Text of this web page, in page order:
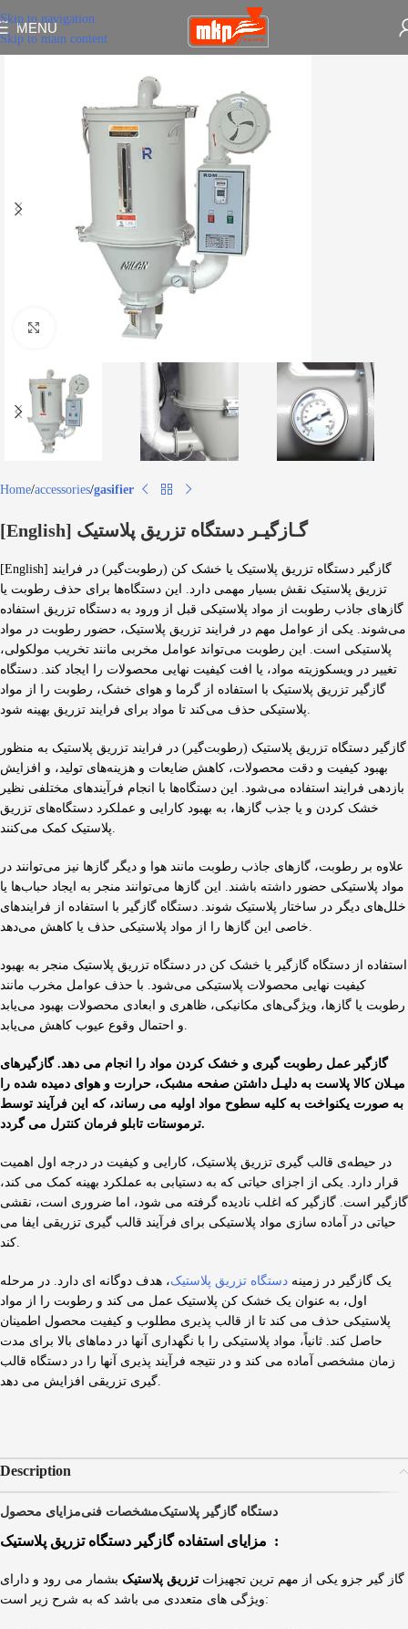
Skip to navigation
Skip to main content
MENU
Click to enlarge
Home accessories gasifier
[English] گـازگیـر دستگاه تزریق پلاستیک
[English] گازگیر دستگاه تزریق پلاستیک یا خشک کن (رطوبت‌گیر) در فرایند
تزریق پلاستیک نقش بسیار مهمی دارد. این دستگاه‌ها برای حذف رطوبت یا
گازهای جاذب رطوبت از مواد پلاستیکی قبل از ورود به دستگاه تزریق استفاده
می‌شوند. یکی از عوامل مهم در فرایند تزریق پلاستیک، حضور رطوبت در مواد
پلاستیکی است. این رطوبت می‌تواند عوامل مخربی مانند تخریب مولکولی،
تغییر در ویسکوزیته مواد، یا افت کیفیت نهایی محصولات را ایجاد کند. دستگاه
گازگیر تزریق پلاستیک با استفاده از گرما و هوای خشک، رطوبت را از مواد
گازگیر دستگاه تزریق پلاستیک (رطوبت‌گیر) در فرایند تزریق پلاستیک به منظور
بهبود کیفیت و دقت محصولات، کاهش ضایعات و هزینه‌های تولید، و افزایش
بازدهی فرایند استفاده می‌شود. این دستگاه‌ها با انجام فرآیندهای مختلفی نظیر
خشک کردن و یا جذب گازها، به بهبود کارایی و عملکرد دستگاه‌های تزریق
علاوه بر رطوبت، گازهای جاذب رطوبت مانند هوا و دیگر گازها نیز می‌توانند در
مواد پلاستیکی حضور داشته باشند. این گازها می‌توانند منجر به ایجاد حباب‌ها یا
خلل‌های دیگر در ساختار پلاستیک شوند. دستگاه گازگیر با استفاده از فرایندهای
استفاده از دستگاه گازگیر یا خشک کن در دستگاه تزریق پلاستیک منجر به بهبود
کیفیت نهایی محصولات پلاستیکی می‌شود. با حذف عوامل مخرب مانند
رطوبت یا گازها، ویژگی‌های مکانیکی، ظاهری و ابعادی محصولات بهبود می‌یابد
گازگیر عمل رطوبت گیری و خشک کردن مواد را انجام می دهد. گازگیرهای
میـلان کالا پلاست به دلیـل داشتن صفحه مشبک، حرارت و هوای دمیده شده را
به صورت یکنواخت به کلیه سطوح مواد اولیه می رساند، که این فرآیند توسط
ترموستات تابلو فرمان کنترل می گردد.
در حیطه‌ی قالب گیری تزریق پلاستیک، کارایی و کیفیت در درجه اول اهمیت
قرار دارد. یکی از اجزای حیاتی که به دستیابی به عملکرد بهینه کمک می کند،
گازگیر است. گازگیر که اغلب نادیده گرفته می شود، اما ضروری است، نقشی
حیاتی در آماده سازی مواد پلاستیکی برای فرآیند قالب گیری تزریقی ایفا می
یک گازگیر در زمینه دستگاه تزریق پلاستیک، هدف دوگانه ای دارد. در مرحله
اول، به عنوان یک خشک کن پلاستیک عمل می کند و رطوبت را از مواد
پلاستیکی حذف می کند تا از قالب پذیری مطلوب و کیفیت محصول اطمینان
حاصل کند. ثانیاً، مواد پلاستیکی را با نگهداری آنها در دماهای بالا برای مدت
زمان مشخصی آماده می کند و در نتیجه فرآیند پذیری آنها را در دستگاه قالب
Description
مزایای محصولمشخصات فنیدستگاه گازگیر پلاستیک
مزایای استفاده گازگیر دستگاه تزریق پلاستیک :
گاز گیر جزو یکی از مهم ترین تجهیزات تزریق پلاستیک بشمار می رود و دارای
ویژگی های متعددی می باشد که به شرح زیر است: